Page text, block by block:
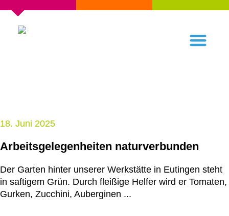
18. Juni 2025
Arbeitsgelegenheiten naturverbunden
Der Garten hinter unserer Werkstätte in Eutingen steht
in saftigem Grün. Durch fleißige Helfer wird er Tomaten,
Gurken, Zucchini, Auberginen ...